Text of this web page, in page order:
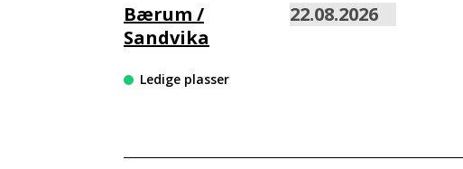
Bærum /
Sandvika
Ledige plasser